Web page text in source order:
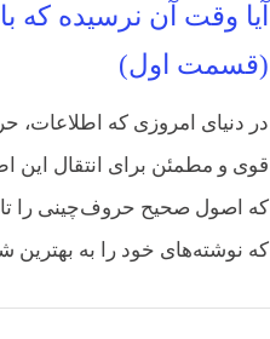
آیا وقت آن نرسیده که
(قسمت اول)
در دنیای امروزی که
قوی و مطمئن برای انتقال
که اصول صحیح حروف‌چینی را تا
که نوشته‌‌های خود را به بهترین